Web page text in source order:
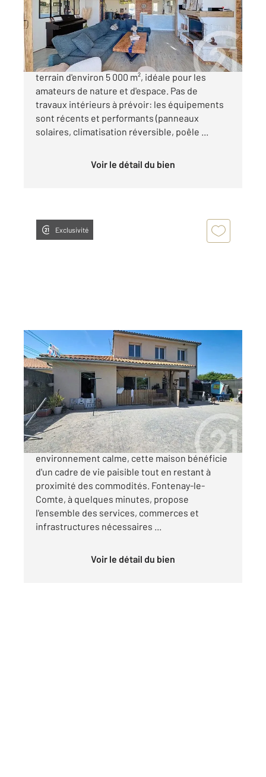
Maison à vendre
268 000 €
Grande maison familiale nichée au cœur d'un
terrain d'environ 5 000 m², idéale pour les
amateurs de nature et d'espace. Pas de
travaux intérieurs à prévoir: les équipements
sont récents et performants (panneaux
solaires, climatisation réversible, poêle ...
Voir le détail du bien
Exclusivité
LE LANGON 85
91,07 m2, 4 pièces
Ref : 2060
Maison à vendre
149 800 €
Située sur la commune de Le Langon, dans un
environnement calme, cette maison bénéficie
d'un cadre de vie paisible tout en restant à
proximité des commodités. Fontenay-le-
Comte, à quelques minutes, propose
l'ensemble des services, commerces et
infrastructures nécessaires ...
Voir le détail du bien